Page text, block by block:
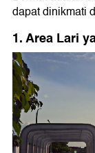
dapat dinikmati
1. Area Lari